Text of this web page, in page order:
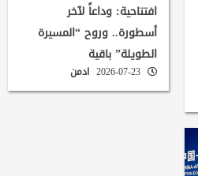
افتتاحية: وداعاً لآخر
أسطورة.. وروح “المسيرة
الطويلة” باقية
ادمن